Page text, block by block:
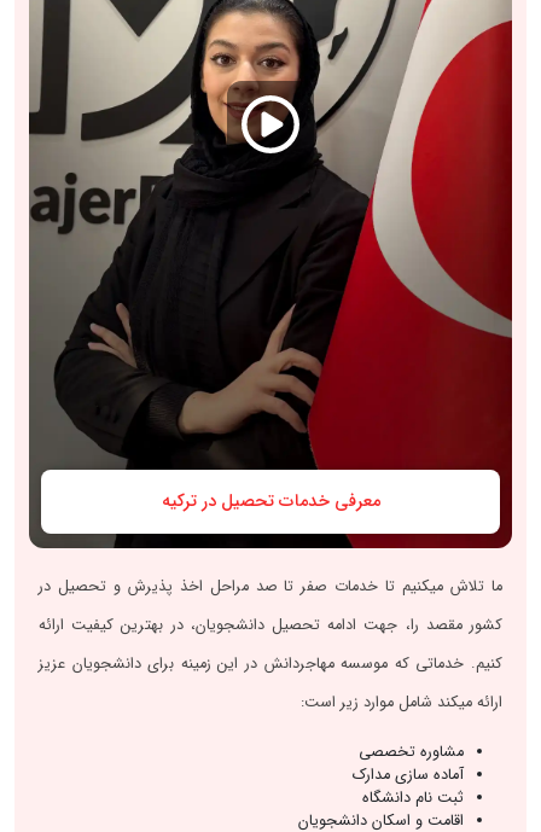
معرفی خدمات تحصیل در ترکیه
ما تلاش میکنیم تا خدمات صفر تا صد مراحل اخذ پذیرش و تحصیل در
کشور مقصد را، جهت ادامه تحصیل دانشجویان، در بهترین کیفیت ارائه
کنیم. خدماتی که موسسه مهاجردانش در این زمینه برای دانشجویان عزیز
ارائه میکند شامل موارد زیر است:
مشاوره تخصصی
آماده سازی مدارک
ثبت نام دانشگاه
اقامت و اسکان دانشجویان